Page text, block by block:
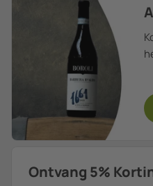
Ontvang 5%